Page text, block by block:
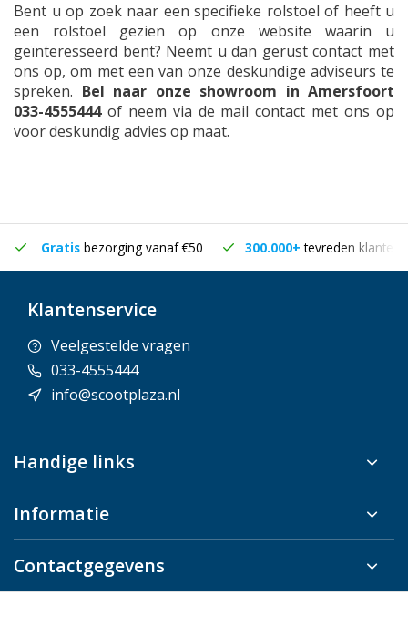
Bent u op zoek naar een specifieke rolstoel of heeft u
een rolstoel gezien op onze website waarin u
geïnteresseerd bent? Neemt u dan gerust contact met
ons op, om met een van onze deskundige adviseurs te
spreken. Bel naar onze showroom in Amersfoort
033-4555444of neem via de mail contact met ons op
voor deskundig advies op maat.
Gratis bezorging vanaf €50 300.000+tevreden klanten
Klantenservice
Veelgestelde vragen
033-4555444
info@scootplaza.nl
Handige links
Informatie
Contactgegevens